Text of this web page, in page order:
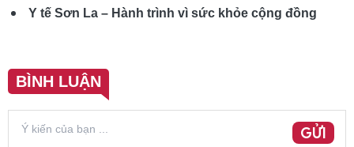
Y tế Sơn La – Hành trình vì sức khỏe cộng đồng
BÌNH LUẬN
GỬI